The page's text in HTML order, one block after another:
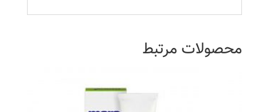
محصولات مرتبط